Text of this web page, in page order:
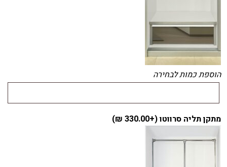
הוספת כמות לבחירה
מתקן תליה סרווטו (+330.00
₪
)